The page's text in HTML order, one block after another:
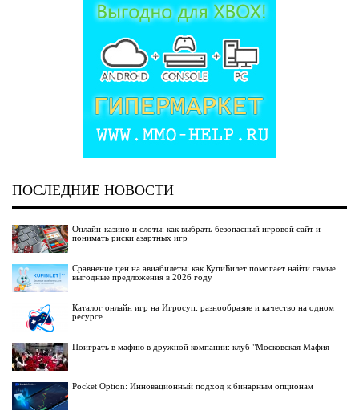
ПОСЛЕДНИЕ НОВОСТИ
Онлайн-казино и слоты: как выбрать безопасный игровой сайт и
понимать риски азартных игр
Сравнение цен на авиабилеты: как КупиБилет помогает найти самые
выгодные предложения в 2026 году
Каталог онлайн игр на Игросуп: разнообразие и качество на одном
ресурсе
Поиграть в мафию в дружной компании: клуб "Московская Мафия
Pocket Option: Инновационный подход к бинарным опционам